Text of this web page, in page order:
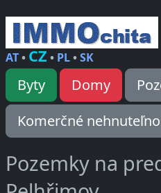
AT• CZ • PL•SK
Byty Domy
Komerčné
Pozemky na